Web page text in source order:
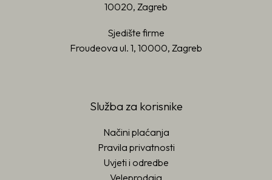
10020, Zagreb
Sjedište firme
Froudeova ul. 1, 10000, Zagreb
Služba za korisnike
Načini plaćanja
Pravila privatnosti
Uvjeti i odredbe